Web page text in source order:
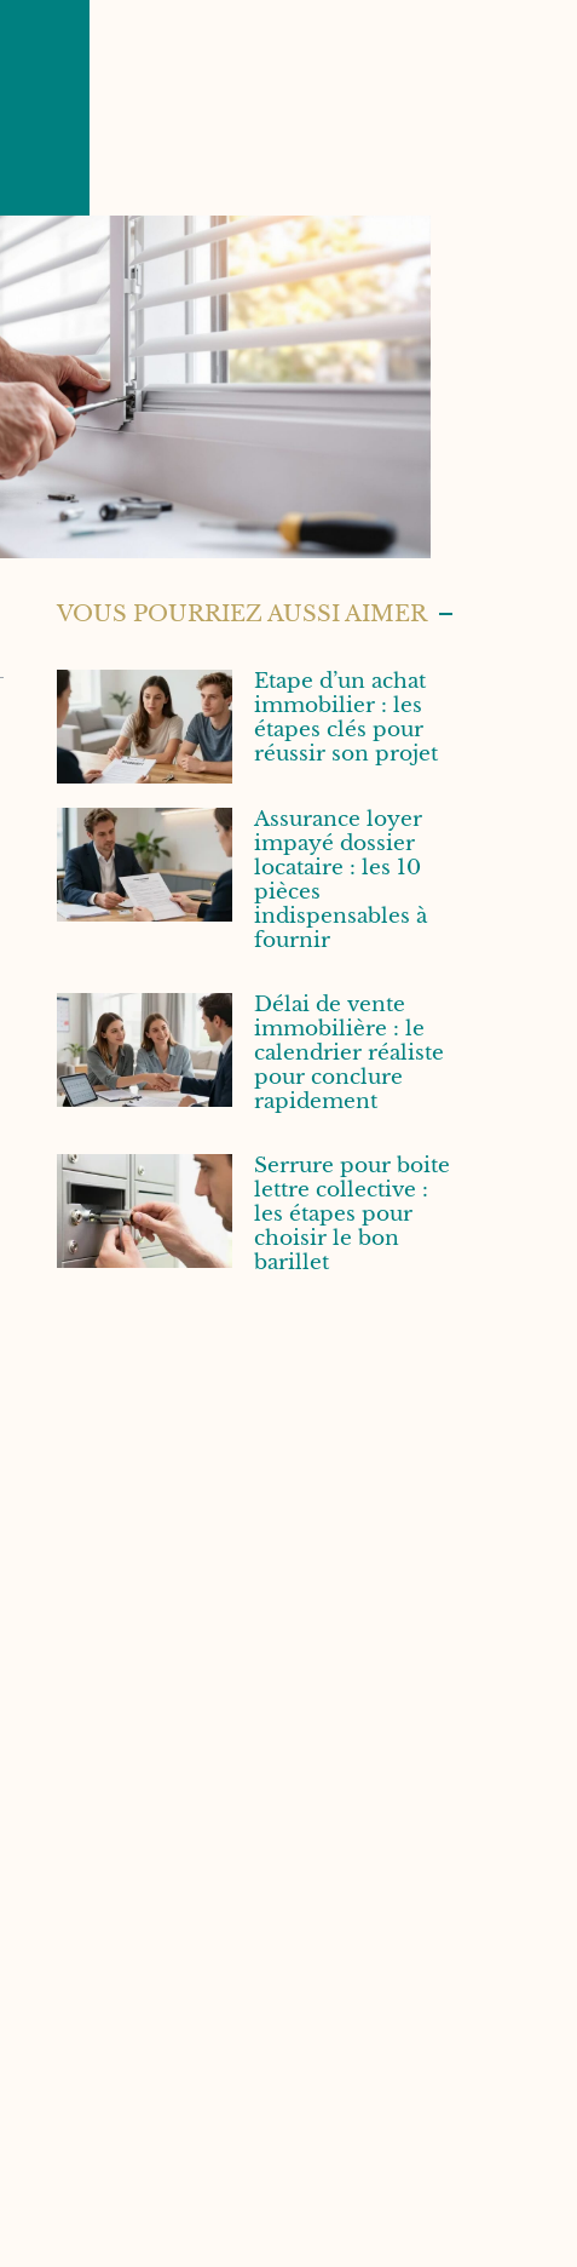
VOUS POURRIEZ AUSSI AIMER
Etape d’un achat
immobilier : les
étapes clés pour
réussir son projet
Assurance loyer
impayé dossier
locataire : les 10
pièces
indispensables à
fournir
Délai de vente
immobilière : le
calendrier réaliste
pour conclure
rapidement
Serrure pour boite
lettre collective :
les étapes pour
choisir le bon
barillet